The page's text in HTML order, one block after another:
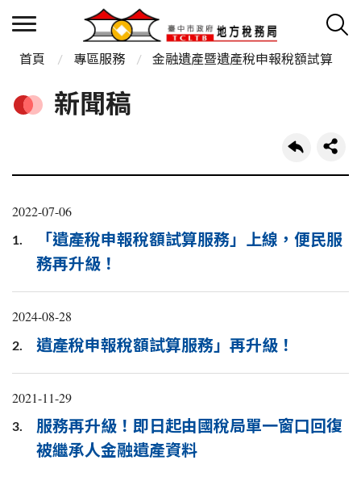
首頁 專區服務 金融遺產暨遺產稅申報稅額試算
新聞稿
2022-07-06
1.
「遺產稅申報稅額試算服務」上線，便民服
務再升級！
2024-08-28
2. 遺產稅申報稅額試算服務」再升級！
2021-11-29
3.
服務再升級！即日起由國稅局單一窗口回復
被繼承人金融遺產資料